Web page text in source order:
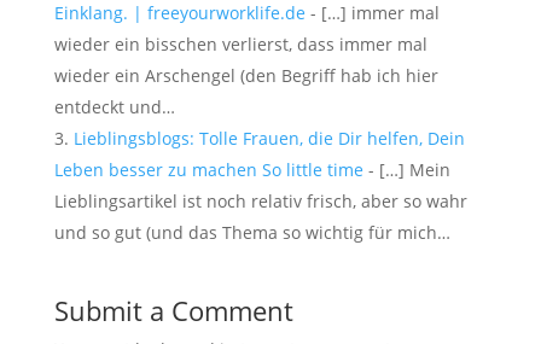
Einklang. | freeyourworklife.de - […] immer mal
wieder ein bisschen verlierst, dass immer mal
wieder ein Arschengel (den Begriff hab ich hier
entdeckt und…
Lieblingsblogs: Tolle Frauen, die Dir helfen, Dein
Leben besser zu machen So little time - […] Mein
Lieblingsartikel ist noch relativ frisch, aber so wahr
und so gut (und das Thema so wichtig für mich…
Submit a Comment